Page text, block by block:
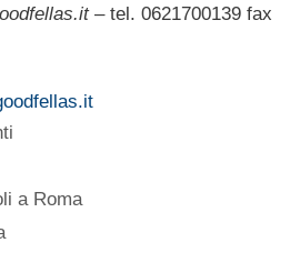
– tel. 0621700139 fax
a Roma